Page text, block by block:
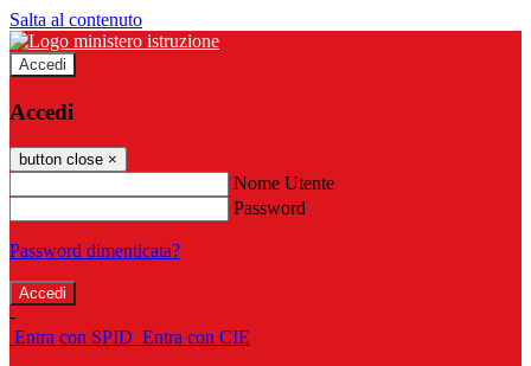
Salta al contenuto
Accedi
Accedi
button close ×
Nome Utente
Password
Password dimenticata?
-
Entra con SPID Entra con CIE